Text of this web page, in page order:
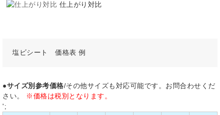
仕上がり対比
塩ビシート 価格表 例
●サイズ別参考価格/その他サイズも対応可能です。お問合わせくだ
さい。
※価格は税別となります。
';